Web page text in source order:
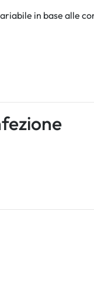
in base alle